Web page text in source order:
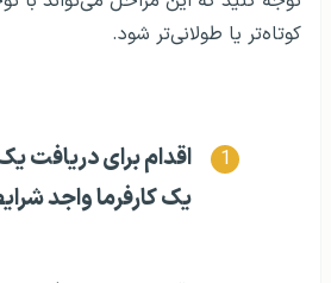
کوتاه‌تر یا طولانی‌تر شود.
اقدام برای دریافت
یک کارفرما واجد